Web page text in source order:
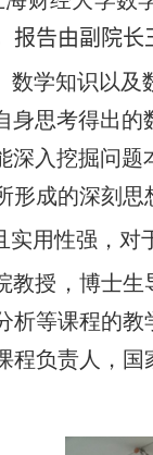
报告由副院长
数学知识以
思考得出的
深入挖掘问
形成的深刻
实用性强，
教授，博士
析等课程的
程负责人，